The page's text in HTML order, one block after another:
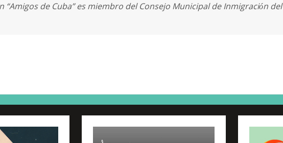
“Amigos de Cuba” es miembro del Consejo Municipal de Inmigración del